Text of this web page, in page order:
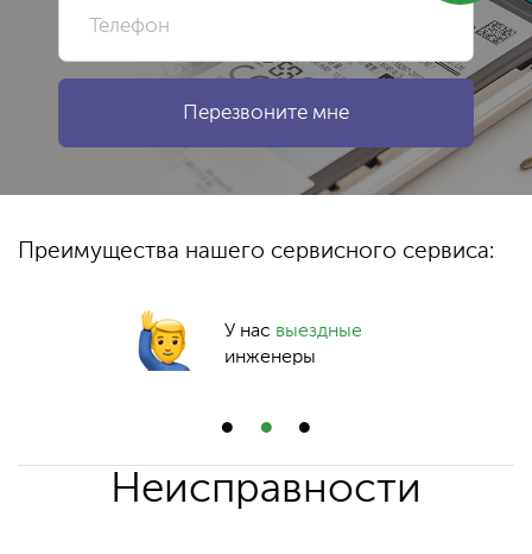
Преимущества нашего сервисного сервиса:
У нас выездные
инженеры
Неисправности